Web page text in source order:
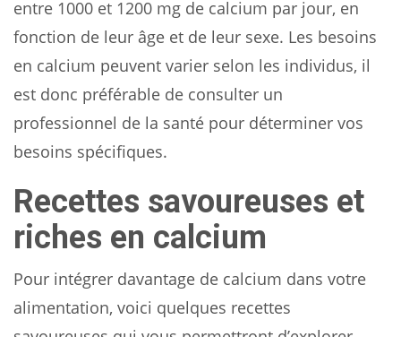
entre 1000 et 1200 mg de calcium par jour, en
fonction de leur âge et de leur sexe. Les besoins
en calcium peuvent varier selon les individus, il
est donc préférable de consulter un
professionnel de la santé pour déterminer vos
besoins spécifiques.
Recettes savoureuses et
riches en calcium
Pour intégrer davantage de calcium dans votre
alimentation, voici quelques recettes